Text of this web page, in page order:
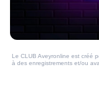
Le CLUB Aveyronline est créé
à des enregistrements et/ou